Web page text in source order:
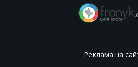
Реклама на